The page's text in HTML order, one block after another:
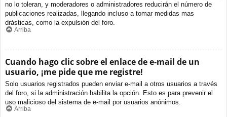
no lo toleran, y moderadores o administradores reducirán el número de
publicaciones realizadas, llegando incluso a tomar medidas mas
drásticas, como la expulsión del foro.
Arriba
Cuando hago clic sobre el enlace de e-mail de un
usuario, ¡me pide que me registre!
Solo usuarios registrados pueden enviar e-mail a otros usuarios a través
del foro, si la administración habilita la opción. Esto es para prevenir el
uso malicioso del sistema de e-mail por usuarios anónimos.
Arriba